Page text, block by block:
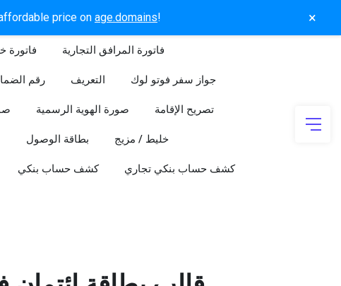
price on age.domains! ×
فاتورة فاتورة المرافق التجارية
رقم التعريف جواز سفر فوتو لوك
صورة الهوية الرسمية تصريح الإقامة
بطاقة الوصول خليط / مزيج
كشف حساب بنكي كشف حساب بنكي تجاري